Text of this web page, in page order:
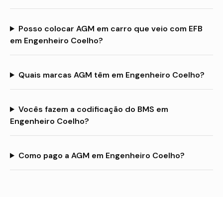
Posso colocar AGM em carro que veio com EFB
em Engenheiro Coelho?
Quais marcas AGM têm em Engenheiro Coelho?
Vocês fazem a codificação do BMS em
Engenheiro Coelho?
Como pago a AGM em Engenheiro Coelho?